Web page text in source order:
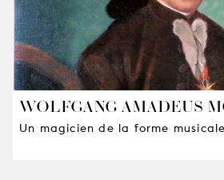
WOLFGANG AMADEUS
Un magicien de la forme musicale